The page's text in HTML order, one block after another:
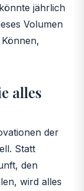
jährlich
Volumen
alles
der
Statt
den
wird alles